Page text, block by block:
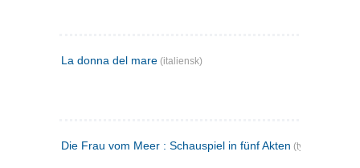
La donna del mare (italiensk)
Die Frau vom Meer : Schauspiel in fünf Akten (tysk)